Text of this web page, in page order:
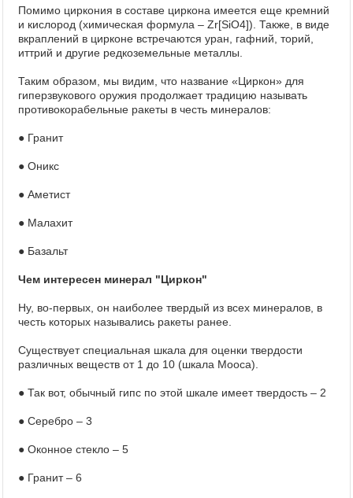
Помимо циркония в составе циркона имеется еще кремний
и кислород (химическая формула – Zr[SiO4]). Также, в виде
вкраплений в цирконе встречаются уран, гафний, торий,
иттрий и другие редкоземельные металлы.
Таким образом, мы видим, что название «Циркон» для
гиперзвукового оружия продолжает традицию называть
противокорабельные ракеты в честь минералов:
● Гранит
● Оникс
● Аметист
● Малахит
● Базальт
Чем интересен минерал "Циркон"
Ну, во-первых, он наиболее твердый из всех минералов, в
честь которых назывались ракеты ранее.
Существует специальная шкала для оценки твердости
различных веществ от 1 до 10 (шкала Мооса).
● Так вот, обычный гипс по этой шкале имеет твердость – 2
● Серебро – 3
● Оконное стекло – 5
● Гранит – 6